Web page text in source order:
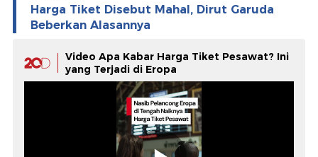
Harga Tiket Disebut Mahal, Dirut Garuda
Beberkan Alasannya
Video Apa Kabar Harga Tiket Pesawat? Ini
yang Terjadi di Eropa